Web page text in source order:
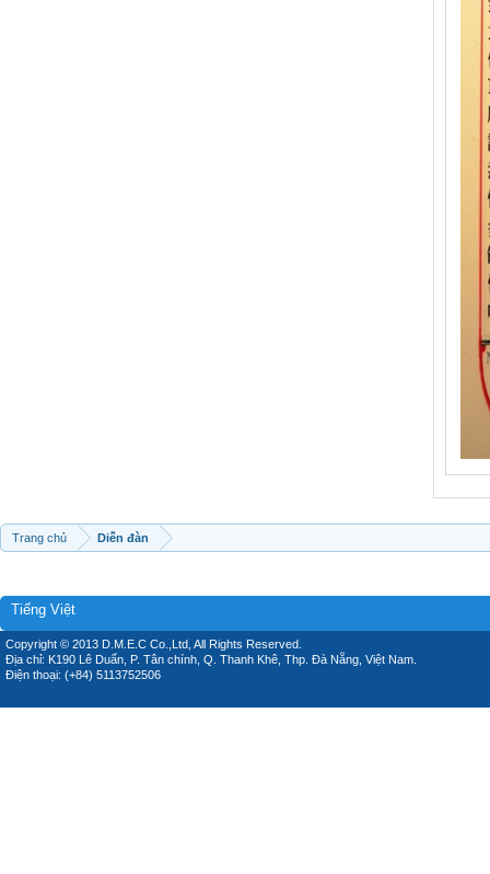
Trang chủ Diễn đàn
Tiếng Việt
Copyright © 2013 D.M.E.C Co.,Ltd, All Rights Reserved.
Địa chỉ: K190 Lê Duẩn, P. Tân chính, Q. Thanh Khê, Thp. Đà Nẵng, Việt Nam.
Điện thoại: (+84) 5113752506